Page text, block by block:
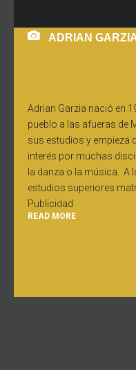
ADRIAN
Adrian Garzia nació en
pueblo a las afueras de
sus estudios y empieza
interés por muchas
la danza o la música. A
estudios superiores
Publicidad
READ MORE